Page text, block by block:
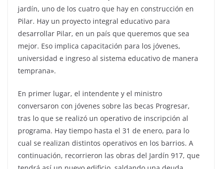
jardín, uno de los cuatro que hay en construcción en
Pilar. Hay un proyecto integral educativo para
desarrollar Pilar, en un país que queremos que sea
mejor. Eso implica capacitación para los jóvenes,
universidad e ingreso al sistema educativo de manera
temprana».
En primer lugar, el intendente y el ministro
conversaron con jóvenes sobre las becas Progresar,
tras lo que se realizó un operativo de inscripción al
programa. Hay tiempo hasta el 31 de enero, para lo
cual se realizan distintos operativos en los barrios. A
continuación, recorrieron las obras del Jardín 917, que